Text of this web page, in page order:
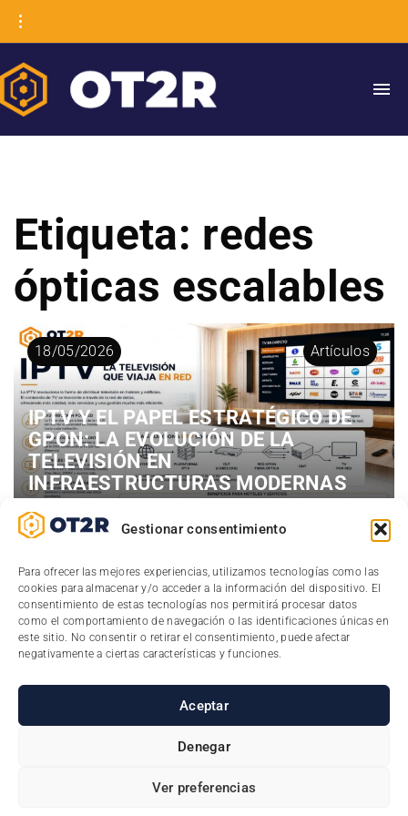
Gestionar consentimiento
Para ofrecer las mejores experiencias, utilizamos tecnologías como las
cookies para almacenar y/o acceder a la información del dispositivo. El
consentimiento de estas tecnologías nos permitirá procesar datos
como el comportamiento de navegación o las identificaciones únicas en
este sitio. No consentir o retirar el consentimiento, puede afectar
negativamente a ciertas características y funciones.
Aceptar
Denegar
Ver preferencias
Etiqueta: redes
ópticas escalables
18/05/2026 Artículos
IPTV Y EL PAPEL ESTRATÉGICO DE
GPON: LA EVOLUCIÓN DE LA
TELEVISIÓN EN
INFRAESTRUCTURAS MODERNAS
distribuir la televisión en hoteles, hospitales,
residencias y grandes edificios ha cambiado
radicalmente en los últimos años. Lo que funcionó
mediante…